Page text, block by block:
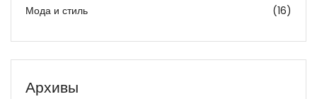
Мода и стиль (16)
Архивы